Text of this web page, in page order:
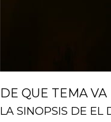
DE QUE TEMA
LA SINOPSIS DE EL